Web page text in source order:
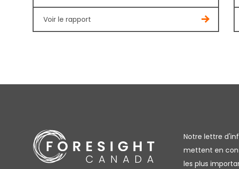
Voir le rapport
Notre lettre
mettent en
les plus